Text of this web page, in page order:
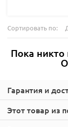
Этот товар из
Гарантия и
Сортировать по:
Пока никто